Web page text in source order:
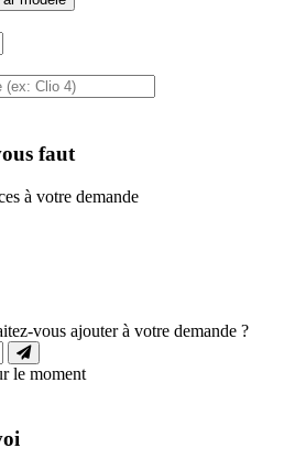
faut
à votre demande
vous ajouter à votre demande ?
le moment